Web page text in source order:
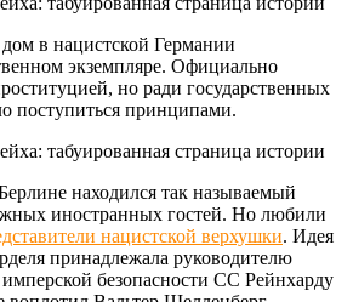
в нацистской Германии
экземпляре. Официально
но ради государственных
поступиться принципами.
находился так называемый
иностранных гостей. Но любили
нацистской верхушки. Идея
принадлежала руководителю
безопасности СС Рейнхарду